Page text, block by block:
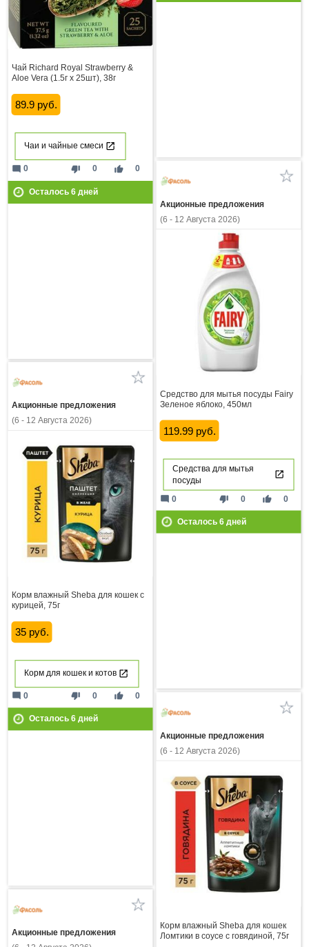
Чай Richard Royal Strawberry &
Aloe Vera (1.5г x 25шт), 38г
89.9 руб.
Чаи и чайные смеси
thumb_down 0 thumb_up 0
mode_comment 0
Осталось 6дней
Акционные предложения
(6 - 12 Августа 2026)
Средство для мытья посуды Fairy
Зеленое яблоко, 450мл
119.99 руб.
Средства для мытья
посуды
thumb_down 0 thumb_up 0
mode_comment 0
Осталось 6дней
Акционные предложения
(6 - 12 Августа 2026)
Корм влажный Sheba для кошек с
курицей, 75г
35 руб.
Корм для кошек и котов
thumb_down 0 thumb_up 0
mode_comment 0
Осталось 6дней
Акционные предложения
(6 - 12 Августа 2026)
Корм влажный Sheba для кошек
Ломтики в соусе с говядиной, 75г
Акционные предложения